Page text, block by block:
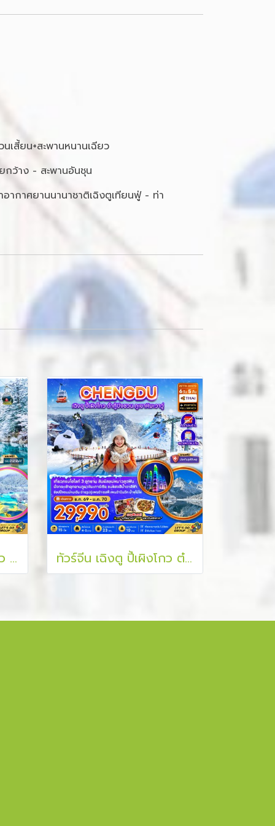
สี้ยน+สะพานหนานเฉียว
กว้าง - สะพานอันชุน
กาศยานนานาชาติเฉิงตูเทียนฟู่ - ท่า
ทัวร์จีน เฉิงตู จิ่วจ้ายโกว หวงหลง หุบเขาแพนด้า เมืองโบราณก้วนเสี้ยน 6 วัน 5 คืน ทัวร์จีน เฉิงตู ปี้เผิงโกว ต๋ากู่ปิงชวน ภูเขาหิมะวาวู 6 วัน 5 คืน